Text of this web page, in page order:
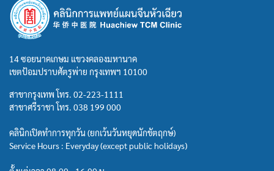
14 ซอยนาคเกษม แขวงคลองมหานาค
เขตป้อมปราบศัตรูพ่าย กรุงเทพฯ 10100
สาขากรุงเทพ โทร. 02-223-1111
สาขาศรีราชา โทร. 038 199 000
คลินิกเปิดทำการทุกวัน (ยกเว้นวันหยุดนักขัตฤกษ์)
Service Hours : Everyday (except public holidays)